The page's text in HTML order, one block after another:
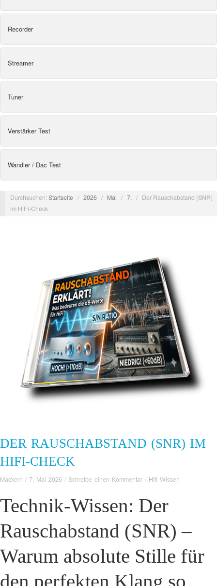
Recorder
Streamer
Tuner
Verstärker Test
Wandler / Dac Test
Durchsuchen:Startseite / 2026 / Mai / 7. / Der Rauschabstand (SNR)
im HiFi-Check
DER RAUSCHABSTAND (SNR) IM
HIFI-CHECK
Mackern / 7. Mai 2026 / Schreibe einen Kommentar / Hifi Wissen
Technik-Wissen: Der
Rauschabstand (SNR) –
Warum absolute Stille für
den perfekten Klang so